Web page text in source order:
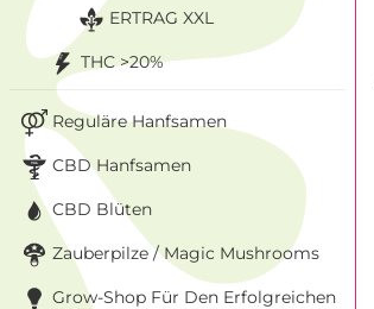
ERTRAG XXL
THC >20%
Reguläre Hanfsamen
CBD Hanfsamen
CBD Blüten
Zauberpilze / Magic Mushrooms
Grow-Shop Für Den Erfolgreichen